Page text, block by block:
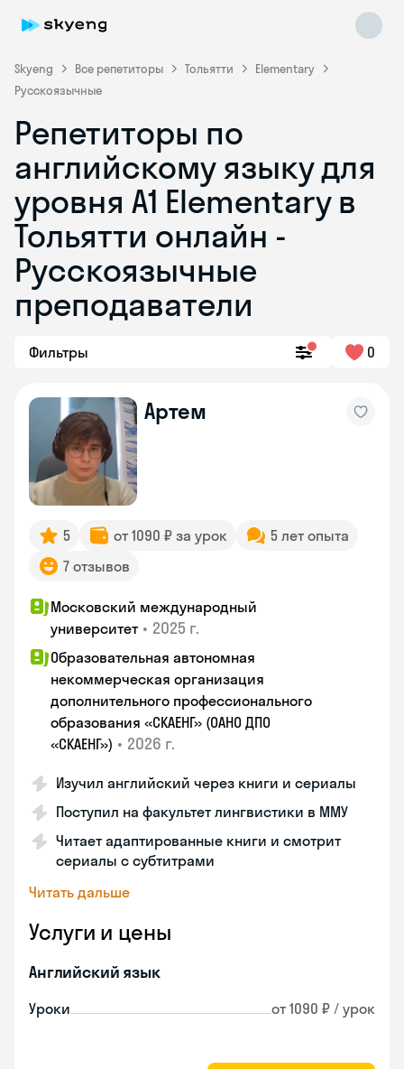
Skyeng Все репетиторы Тольятти
Elementary
Русскоязычные
Репетиторы по
английскому языку для
уровня A1 Elementary в
Тольятти онлайн -
Русскоязычные
преподаватели
Фильтры 0
Артем
5 от 1090 ₽ за урок
5 лет опыта
7 отзывов
Московский международный
университет • 2025 г.
Образовательная автономная
некоммерческая организация
дополнительного профессионального
образования «СКАЕНГ» (ОАНО ДПО
«СКАЕНГ») • 2026 г.
Изучил английский через книги и сериалы
Поступил на факультет лингвистики в ММУ
Читает адаптированные книги и смотрит
сериалы с субтитрами
Читать дальше
Услуги и цены
Английский язык
Уроки от 1090 ₽ / урок
Skyeng Chat